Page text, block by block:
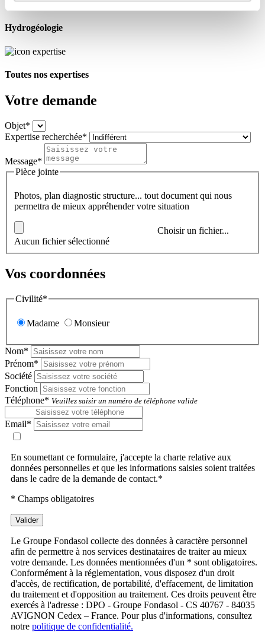
Hydrogéologie
Toutes nos expertises
Votre demande
Objet*
Expertise recherchée*
Message*
Pièce jointe
Photos, plan diagnostic structure... tout document qui nous
permettra de mieux appréhender votre situation
Choisir un fichier...
Aucun fichier sélectionné
Vos coordonnées
Civilité*
Madame Monsieur
Nom*
Prénom*
Société
Fonction
Téléphone* Veuillez saisir un numéro de téléphone valide
Email*
En soumettant ce formulaire, j'accepte la charte relative aux
données personnelles et que les informations saisies soient traitées
dans le cadre de la demande de contact.*
* Champs obligatoires
Valider
Le Groupe Fondasol collecte des données à caractère personnel
afin de permettre à nos services destinataires de traiter au mieux
votre demande. Les données mentionnées d'un * sont obligatoires.
Conformément à la réglementation, vous disposez d'un droit
d'accès, de rectification, de portabilité, d'effacement, de limitation
du traitement et d'opposition au traitement. Ces droits peuvent être
exercés à l'adresse : DPO - Groupe Fondasol - CS 40767 - 84035
AVIGNON Cedex – France. Pour plus d'informations, consultez
notre politique de confidentialité.